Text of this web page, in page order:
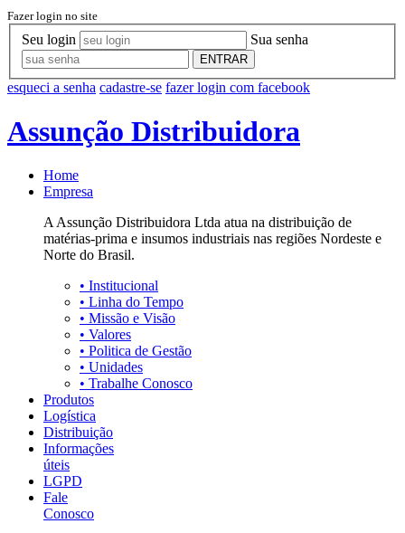
Fazer login no site
Seu login Sua senha
ENTRAR
esqueci a senha cadastre-se fazer login com facebook
Assunção Distribuidora
Home
Empresa
A Assunção Distribuidora Ltda atua na distribuição de
matérias-prima e insumos industriais nas regiões Nordeste e
Norte do Brasil.
• Institucional
• Linha do Tempo
• Missão e Visão
• Valores
• Politica de Gestão
• Unidades
• Trabalhe Conosco
Produtos
Logística
Distribuição
Informações
úteis
LGPD
Fale
Conosco